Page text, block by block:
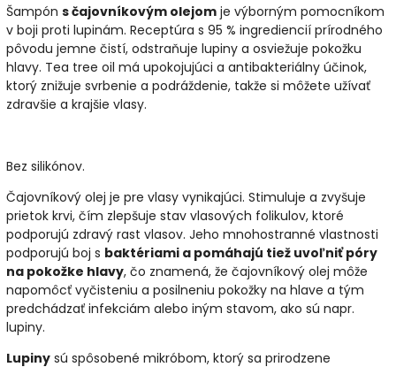
Šampón s čajovníkovým olejom je výborným pomocníkom
v boji proti lupinám. Receptúra ​​s 95 % ingrediencií prírodného
pôvodu jemne čistí, odstraňuje lupiny a osviežuje pokožku
hlavy. Tea tree oil má upokojujúci a antibakteriálny účinok,
ktorý znižuje svrbenie a podráždenie, takže si môžete užívať
zdravšie a krajšie vlasy.
Bez silikónov.
Čajovníkový olej je pre vlasy vynikajúci. Stimuluje a zvyšuje
prietok krvi, čím zlepšuje stav vlasových folikulov, ktoré
podporujú zdravý rast vlasov. Jeho mnohostranné vlastnosti
podporujú boj s baktériami a pomáhajú tiež uvoľniť póry
na pokožke hlavy, čo znamená, že čajovníkový olej môže
napomôcť vyčisteniu a posilneniu pokožky na hlave a tým
predchádzať infekciám alebo iným stavom, ako sú napr.
lupiny.
Lupiny sú spôsobené mikróbom, ktorý sa prirodzene